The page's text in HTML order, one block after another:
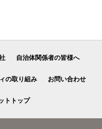
自治体関係者の皆様へ
の取り組み お問い合わせ
トトップ